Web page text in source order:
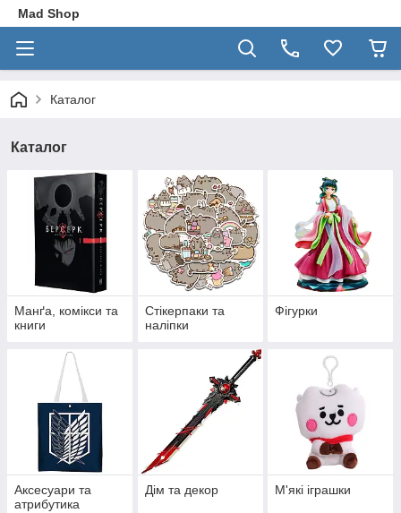
Mad Shop
Каталог
Каталог
Манґа, комікси та
книги
Стікерпаки та
наліпки
Фігурки
Аксесуари та
атрибутика
Дім та декор М'які іграшки